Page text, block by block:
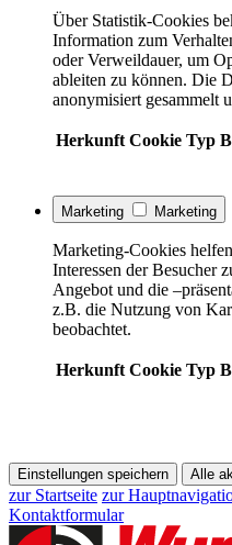
Über Statistik-Cookies
Information zum
oder Verweildauer, um
ableiten zu können. Die
anonymisiert gesammelt
Herkunft Cookie Typ
Marketing Marketing
Marketing-Cookies
Interessen der Besucher
Angebot und die
z.B. die Nutzung von
beobachtet.
Herkunft Cookie Typ
Einstellungen speichern Alle
zur Startseite zur
Kontaktformular